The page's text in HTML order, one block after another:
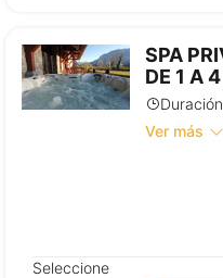
SPA
DE 1 A
Ver más
Seleccione